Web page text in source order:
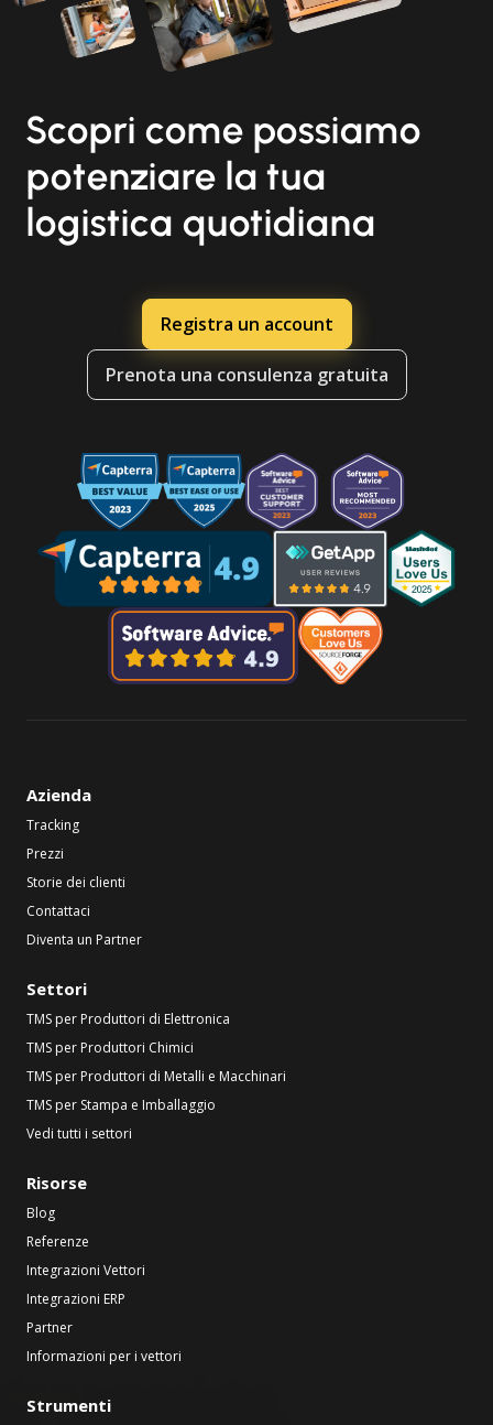
Scopri come possiamo
potenziare la tua
logistica quotidiana
Registra un account
Prenota una consulenza gratuita
Azienda
Tracking
Prezzi
Storie dei clienti
Contattaci
Diventa un Partner
Settori
TMS per Produttori di Elettronica
TMS per Produttori Chimici
TMS per Produttori di Metalli e Macchinari
TMS per Stampa e Imballaggio
Vedi tutti i settori
Risorse
Blog
Referenze
Integrazioni Vettori
Integrazioni ERP
Partner
Informazioni per i vettori
Strumenti